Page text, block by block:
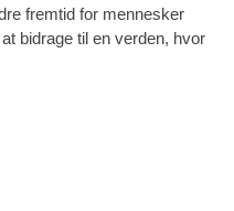
fremtid for mennesker
bidrage til en verden, hvor